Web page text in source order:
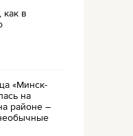
как в
«Минск-
на
районе –